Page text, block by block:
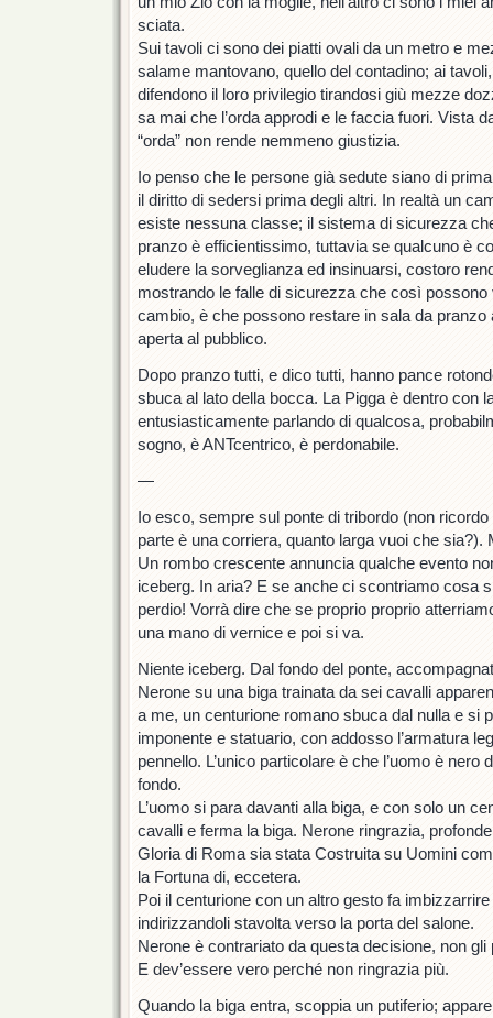
sciata.
Sui tavoli ci sono dei piatti ovali da un metro e
salame mantovano, quello del contadino; ai
difendono il loro privilegio tirandosi giù mezze
sa mai che l’orda approdi e le faccia fuori. Vista
“orda” non rende nemmeno giustizia.
Io penso che le persone già sedute siano di
il diritto di sedersi prima degli altri. In realtà un
esiste nessuna classe; il sistema di sicurezza
pranzo è efficientissimo, tuttavia se qualcuno è
eludere la sorveglianza ed insinuarsi, costoro
mostrando le falle di sicurezza che così
cambio, è che possono restare in sala da pranzo
aperta al pubblico.
Dopo pranzo tutti, e dico tutti, hanno pance
sbuca al lato della bocca. La Pigga è dentro con
entusiasticamente parlando di qualcosa,
sogno, è ANTcentrico, è perdonabile.
—
Io esco, sempre sul ponte di tribordo (non ricordo
parte è una corriera, quanto larga vuoi che sia?).
Un rombo crescente annuncia qualche evento
iceberg. In aria? E se anche ci scontriamo cosa
perdio! Vorrà dire che se proprio proprio
una mano di vernice e poi si va.
Niente iceberg. Dal fondo del ponte,
Nerone su una biga trainata da sei cavalli
a me, un centurione romano sbuca dal nulla e si
imponente e statuario, con addosso l’armatura
pennello. L’unico particolare è che l’uomo è nero
fondo.
L’uomo si para davanti alla biga, e con solo un
cavalli e ferma la biga. Nerone ringrazia,
Gloria di Roma sia stata Costruita su Uomini
la Fortuna di, eccetera.
Poi il centurione con un altro gesto fa
indirizzandoli stavolta verso la porta del salone.
Nerone è contrariato da questa decisione, non
E dev’essere vero perché non ringrazia più.
Quando la biga entra, scoppia un putiferio;